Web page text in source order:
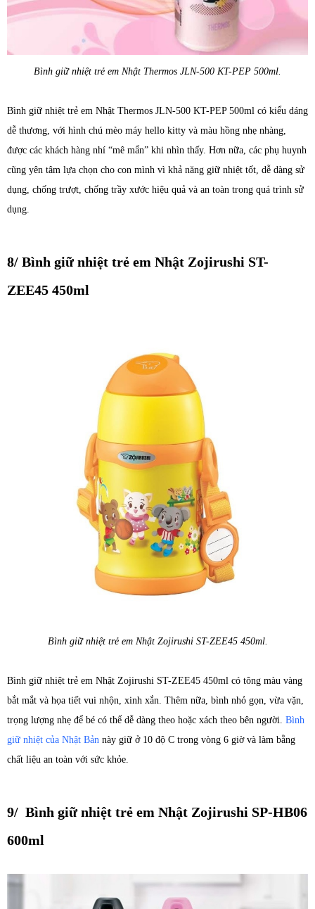
Bình giữ nhiệt trẻ em Nhật Thermos JLN-500 KT-PEP 500ml.
Bình giữ nhiệt trẻ em Nhật Thermos JLN-500 KT-PEP 500ml có kiểu dáng
dễ thương, với hình chú mèo máy hello kitty và màu hồng nhẹ nhàng,
được các khách hàng nhí “mê mẩn” khi nhìn thấy. Hơn nữa, các phụ huynh
cũng yên tâm lựa chọn cho con mình vì khả năng giữ nhiệt tốt, dễ dàng sử
dụng, chống trượt, chống trầy xước hiệu quả và an toàn trong quá trình sử
dụng.
8/ Bình giữ nhiệt trẻ em Nhật Zojirushi ST-
ZEE45 450ml
Bình giữ nhiệt trẻ em Nhật Zojirushi ST-ZEE45 450ml.
Bình giữ nhiệt trẻ em Nhật Zojirushi ST-ZEE45 450ml có tông màu vàng
bắt mắt và họa tiết vui nhộn, xinh xắn. Thêm nữa, bình nhỏ gọn, vừa vặn,
trọng lượng nhẹ để bé có thể dễ dàng theo hoặc xách theo bên người. Bình
giữ nhiệt của Nhật Bản này giữ ở 10 độ C trong vòng 6 giờ và làm bằng
chất liệu an toàn với sức khỏe.
9/ Bình giữ nhiệt trẻ em Nhật Zojirushi SP-HB06
600ml